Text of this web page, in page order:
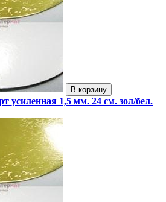
В корзину
усиленная 1,5 мм. 24 см. зол/бел.